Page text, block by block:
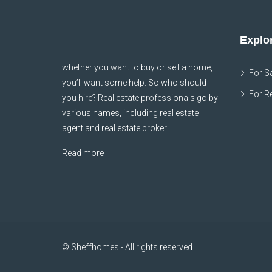
whether you want to buy or sell a home,
you’ll want some help. So who should
you hire? Real estate professionals go by
various names, including real estate
agent and real estate broker
Read more
For
For
© Sheffhomes - All rights reserved